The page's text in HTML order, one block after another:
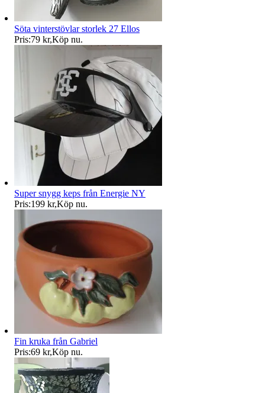
Söta vinterstövlar storlek 27 Ellos
Pris:79 kr,Köp nu.
Super snygg keps från Energie NY
Pris:199 kr,Köp nu.
Fin kruka från Gabriel
Pris:69 kr,Köp nu.